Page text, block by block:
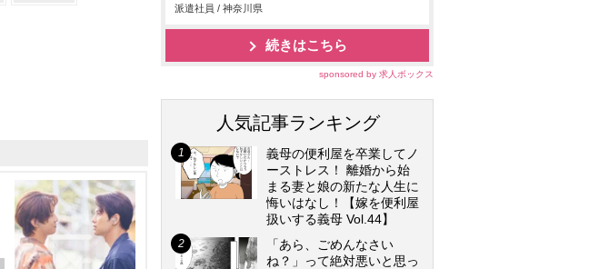
派遣社員 / 神奈川県
続きはこちら
sponsored by 求人ボックス
人気記事ランキング
義母の便利屋を卒業してノ
ーストレス！ 離婚から始
まる妻と娘の新たな人生に
悔いはなし！【嫁を便利屋
扱いする義母 Vol.44】
「あら、ごめんなさい
ね？」って絶対悪いと思っ